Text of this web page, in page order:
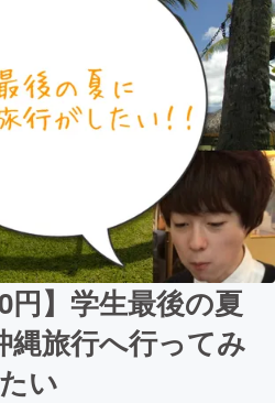
円】学生最後の夏
縄旅行へ行ってみ
たい